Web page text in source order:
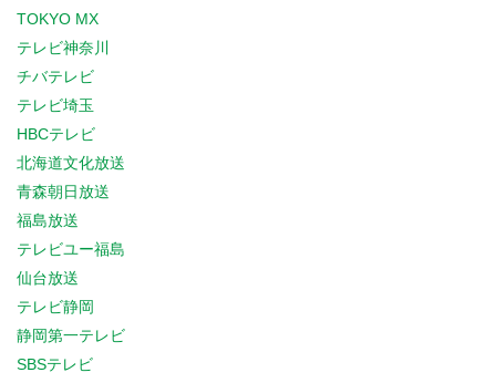
TOKYO MX
テレビ神奈川
チバテレビ
テレビ埼玉
HBCテレビ
北海道文化放送
青森朝日放送
福島放送
テレビユー福島
仙台放送
テレビ静岡
静岡第一テレビ
SBSテレビ